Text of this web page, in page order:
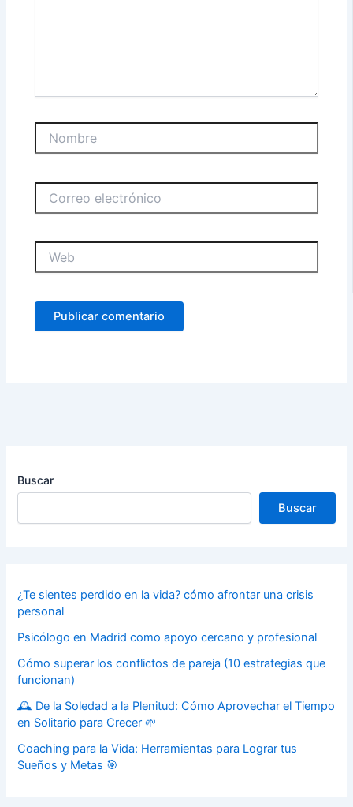
electrónico
Buscar
Buscar
¿Te sientes perdido en la vida? cómo afrontar una crisis
personal
Psicólogo en Madrid como apoyo cercano y profesional
Cómo superar los conflictos de pareja (10 estrategias que
funcionan)
🕰️ De la Soledad a la Plenitud: Cómo Aprovechar el Tiempo
en Solitario para Crecer 🌱
Coaching para la Vida: Herramientas para Lograr tus
Sueños y Metas 🎯